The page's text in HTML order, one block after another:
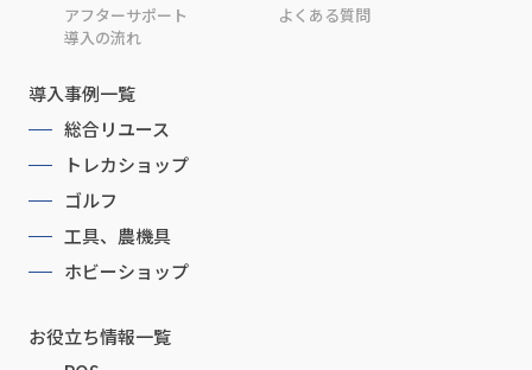
アフターサポート
よくある質問
導入の流れ
導入事例一覧
総合リユース
トレカショップ
ゴルフ
工具、農機具
ホビーショップ
お役立ち情報一覧